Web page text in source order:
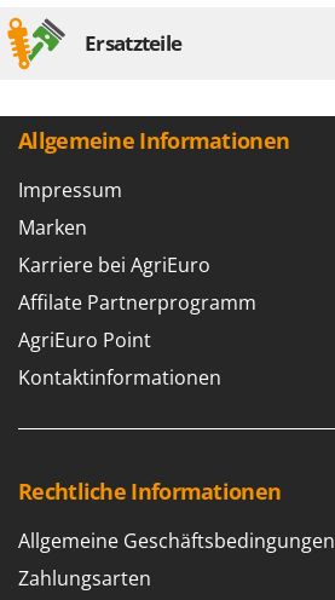
Ersatzteile
Allgemeine Informationen
Impressum
Marken
Karriere bei AgriEuro
Affilate Partnerprogramm
AgriEuro Point
Kontaktinformationen
Rechtliche Informationen
Allgemeine Geschäftsbedingungen
Zahlungsarten